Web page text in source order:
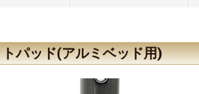
パッド(アルミベッド用)